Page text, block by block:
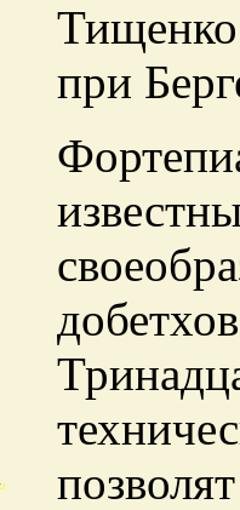
Тищенко
при